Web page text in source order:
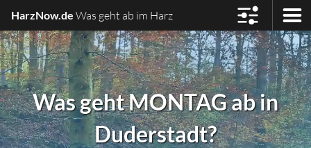
HarzNow.de Was geht ab im Harz
Was geht MONTAG ab in
Duderstadt?